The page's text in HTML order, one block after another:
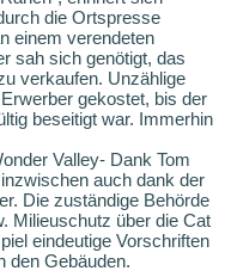
die Ortspresse
einem verendeten
sah sich genötigt, das
verkaufen. Unzählige
gekostet, bis der
beseitigt war. Immerhin
Valley- Dank Tom
auch dank der
Die zuständige Behörde
Milieuschutz über die Cat
eindeutige Vorschriften
den Gebäuden.